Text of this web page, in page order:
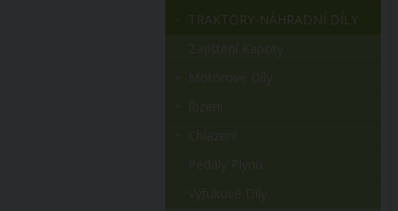
TRAKTORY-NÁHRADNÍ DÍLY